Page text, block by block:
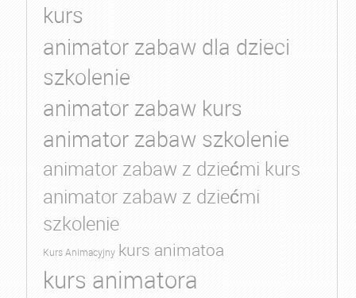
kurs
animator zabaw dla dzieci
szkolenie
animator zabaw kurs
animator zabaw szkolenie
animator zabaw z dziećmi kurs
animator zabaw z dziećmi
szkolenie
Kurs Animacyjny kurs animatoa
kurs animatora